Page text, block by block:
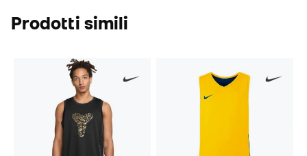
Prodotti simili